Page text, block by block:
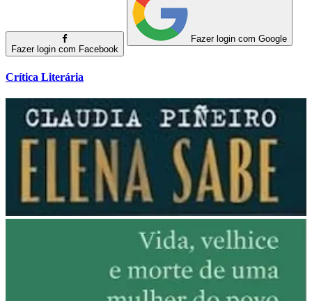
Fazer login com Facebook
Fazer login com Google
Crítica Literária